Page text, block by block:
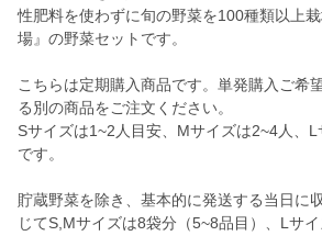
性肥料を使わずに旬の野菜を100種類以上
場』の野菜セットです。
こちらは定期購入商品です。単発購入ご希
る別の商品をご注文ください。
Sサイズは1~2人目安、Mサイズは2~4人、
です。
貯蔵野菜を除き、基本的に発送する当日に
じてS,Mサイズは8袋分（5~8品目）、Lサ